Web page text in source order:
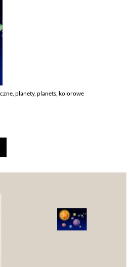
planety, planets, kolorowe